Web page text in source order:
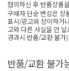
협의하신 후 반품상품
구매자 단순 변심은 상
표시/광고와 상이하거
고와 다른 사실을 안
경과시 반품/교환 불가)
반품/교환 불가